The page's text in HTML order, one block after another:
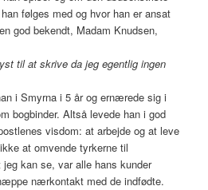
følges med og hvor han er ansat
god bekendt, Madam Knudsen,
til at skrive da jeg egentlig ingen
i Smyrna i 5 år og ernærede sig i
bogbinder. Altså levede han i god
visdom: at arbejde og at leve
at omvende tyrkerne til
kan se, var alle hans kunder
nærkontakt med de indfødte.